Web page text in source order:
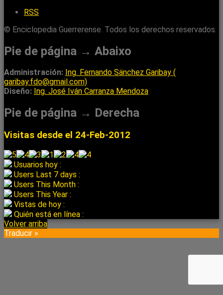
RSS
© Enciclopedia Guerrerense. Todos los derechos reservados.
Pie de página → Abaixo
Administración: Ing. Fernando Sänchez Garibay (
garibay.fdo@gmail.com)
Diseño: Ing. José Iván Carranza Mendoza
Pie de página → Derecha
Visitas desde el 24-Feb-2012
Usuarios hoy :
Users Last 7 days :
Users This Month :
Users This Year :
Vistas de hoy :
Quién está en línea :
Volver arriba
Traducir »